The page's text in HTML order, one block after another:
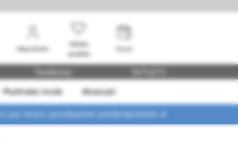
Mans konts
Vēlmju
saraksts
Pludmales mode Aksesuāri
Tendences
par mūsu jaunākajiem piedāvājumiem ➤